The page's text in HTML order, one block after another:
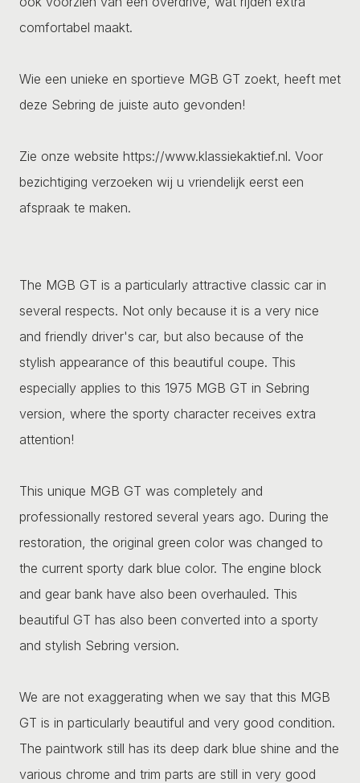
comfortabel maakt.
Wie een unieke en sportieve MGB GT zoekt, heeft met
deze Sebring de juiste auto gevonden!
Zie onze website https://www.klassiekaktief.nl. Voor
bezichtiging verzoeken wij u vriendelijk eerst een
afspraak te maken.
The MGB GT is a particularly attractive classic car in
several respects. Not only because it is a very nice
and friendly driver's car, but also because of the
stylish appearance of this beautiful coupe. This
especially applies to this 1975 MGB GT in Sebring
version, where the sporty character receives extra
attention!
This unique MGB GT was completely and
professionally restored several years ago. During the
restoration, the original green color was changed to
the current sporty dark blue color. The engine block
and gear bank have also been overhauled. This
beautiful GT has also been converted into a sporty
and stylish Sebring version.
We are not exaggerating when we say that this MGB
GT is in particularly beautiful and very good condition.
The paintwork still has its deep dark blue shine and the
various chrome and trim parts are still in very good